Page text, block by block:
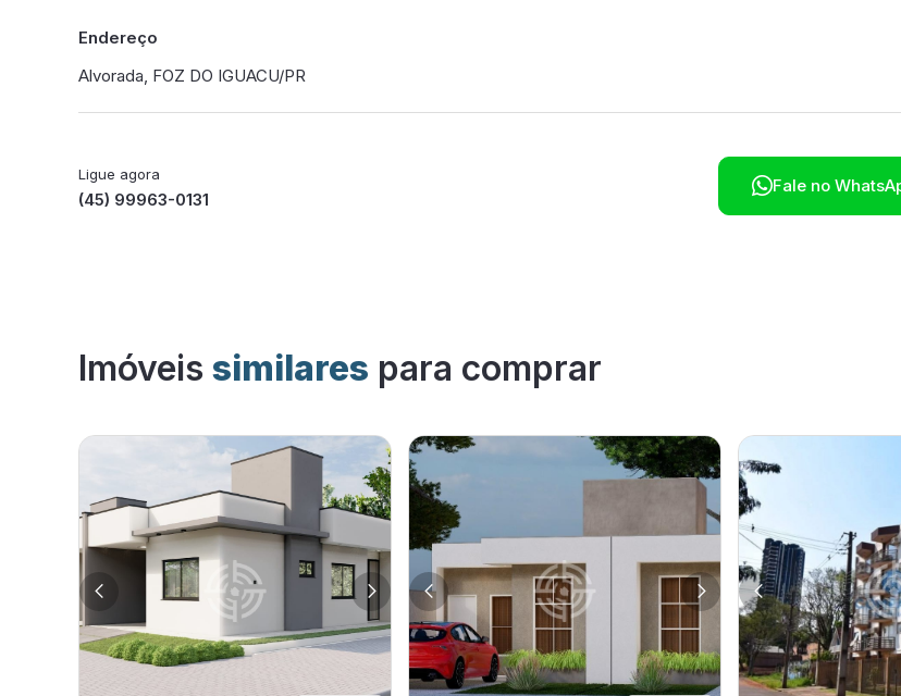
Endereço
Alvorada, FOZ DO IGUACU/PR
Ligue agora
(45) 99963-0131
Fale no
Imóveis similares para comprar